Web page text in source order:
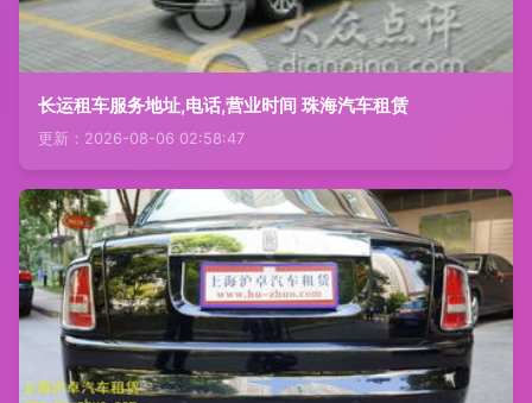
长运租车服务地址,电话,营业时间 珠海汽车租赁
更新：2026-08-06 02:58:47